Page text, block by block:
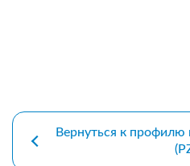
Вернуться к